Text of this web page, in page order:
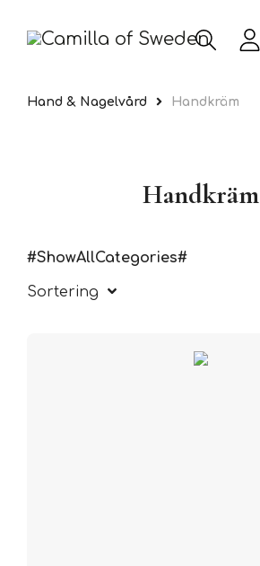
Hand & Nagelvård Handkräm
Handkräm
#ShowAllCategories#
Sortering